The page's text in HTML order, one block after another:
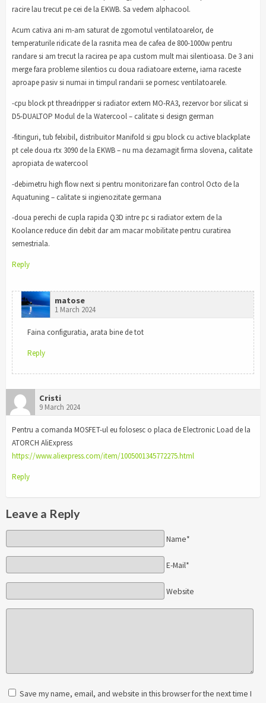
racire lau trecut pe cei de la EKWB. Sa vedem alphacool.
Acum cativa ani m-am saturat de zgomotul ventilatoarelor, de
temperaturile ridicate de la rasnita mea de cafea de 800-1000w pentru
randare si am trecut la racirea pe apa custom mult mai silentioasa. De 3 ani
merge fara probleme silentios cu doua radiatoare externe, iarna raceste
aproape pasiv si numai in timpul randarii se pornesc ventilatoarele.
-cpu block pt threadripper si radiator extern MO-RA3, rezervor bor silicat si
D5-DUALTOP Modul de la Watercool – calitate si design german
-fitinguri, tub felxibil, distribuitor Manifold si gpu block cu active blackplate
pt cele doua rtx 3090 de la EKWB – nu ma dezamagit firma slovena, calitate
apropiata de watercool
-debimetru high flow next si pentru monitorizare fan control Octo de la
Aquatuning – calitate si ingienozitate germana
-doua perechi de cupla rapida Q3D intre pc si radiator extern de la
Koolance reduce din debit dar am macar mobilitate pentru curatirea
semestriala.
Reply
matose
1 March 2024
Faina configuratia, arata bine de tot
Reply
Cristi
9 March 2024
Pentru a comanda MOSFET-ul eu folosesc o placa de Electronic Load de la
ATORCH AliExpress
https://www.aliexpress.com/item/1005001345772275.html
Reply
Leave a Reply
Name*
E-Mail*
Website
Save my name, email, and website in this browser for the next time I